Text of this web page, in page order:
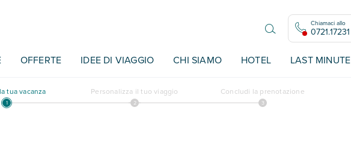
Chiamaci allo
0721.17231
OFFERTE IDEE DI VIAGGIO CHI SIAMO HOTEL LAST MINUTE
tua vacanza Personalizza il tuo viaggio Concludi la prenotazione